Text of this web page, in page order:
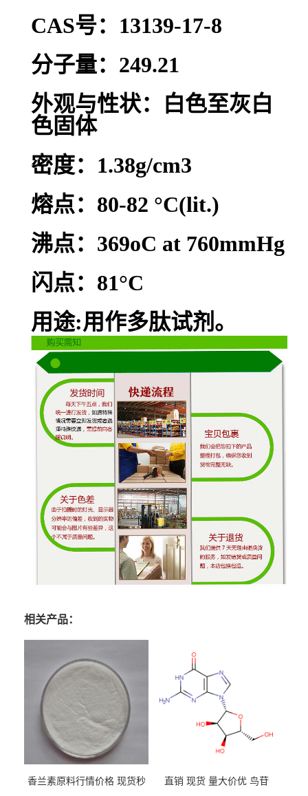
CAS号：13139-17-8
分子量：249.21
外观与性状：白色至灰白
色固体
密度：1.38g/cm3
熔点：80-82 °C(lit.)
沸点：369oC at 760mmHg
闪点：81°C
用途:用作多肽试剂。
相关产品：
香兰素原料行情价格 现货秒
直销 现货 量大价优 鸟苷